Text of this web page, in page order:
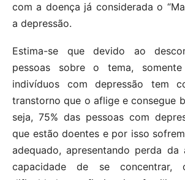
com a doença já considerada o
a depressão.
Estima-se que devido ao
pessoas sobre o tema,
indivíduos com depressão tem
transtorno que o aflige e consegue
seja, 75% das pessoas com
que estão doentes e por isso
adequado, apresentando perda da
capacidade de se